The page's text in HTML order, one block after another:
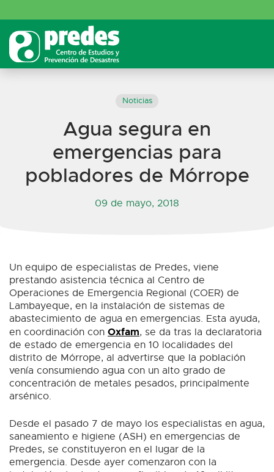
Noticias
Agua segura en
emergencias para
pobladores de Mórrope
09 de mayo, 2018
Un equipo de especialistas de Predes, viene
prestando asistencia técnica al Centro de
Operaciones de Emergencia Regional (COER) de
Lambayeque, en la instalación de sistemas de
abastecimiento de agua en emergencias. Esta ayuda,
en coordinación con Oxfam, se da tras la declaratoria
de estado de emergencia en 10 localidades del
distrito de Mórrope, al advertirse que la población
venía consumiendo agua con un alto grado de
concentración de metales pesados, principalmente
arsénico.
Desde el pasado 7 de mayo los especialistas en agua,
saneamiento e higiene (ASH) en emergencias de
Predes, se constituyeron en el lugar de la
emergencia. Desde ayer comenzaron con la